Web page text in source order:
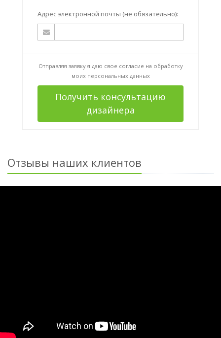
Адрес электронной почты (не обязательно):
Отправляя заявку я даю свое согласие на обработку
моих персональных данных
Получить консультацию
дизайнера
Отзывы наших клиентов